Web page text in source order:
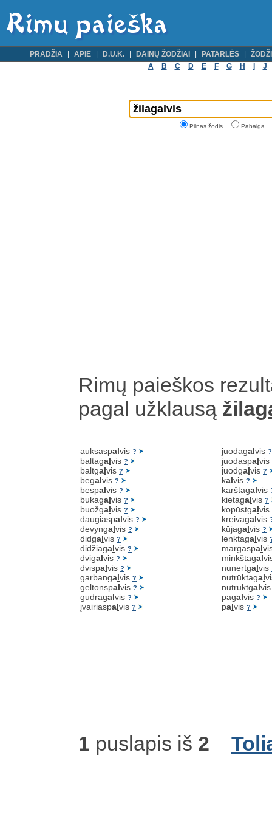
PRADŽIA APIE D.U.K. DAINŲ ŽODŽIAI PATARLĖS
A
B C D E F G H J
Pilnas žodis Pabaiga
Rimų paieškos
pagal užklausą žilag
auksaspalvis ?
baltagalvis ?
baltgalvis ?
begalvis ?
bespalvis ?
bukagalvis ?
buožgalvis ?
daugiaspalvis ?
devyngalvis ?
didgalvis ?
didžiagalvis ?
dvigalvis ?
dvispalvis ?
garbangalvis ?
geltonspalvis ?
gudragalvis ?
įvairiaspalvis ?
juodagalvis ?
juodaspalvis
juodgalvis ?
kalvis ?
karštagalvis
kietagalvis ?
kopūstgalvis
kreivagalvis
kūjagalvis ?
lenktagalvis
margaspal
minkštagal
nunertgalvis
nutrūktagal
nutrūktgal
pagalvis ?
palvis ?
1 puslapis iš 2